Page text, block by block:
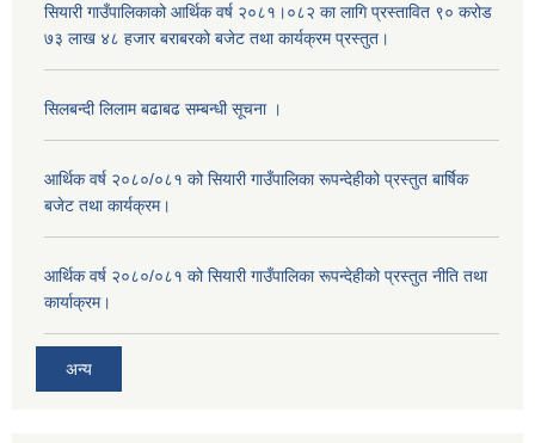
सियारी गाउँपालिकाको आर्थिक वर्ष २०८१।०८२ का लागि प्रस्तावित ९० करोड
७३ लाख ४८ हजार बराबरको बजेट तथा कार्यक्रम प्रस्तुत।
सिलबन्दी लिलाम बढाबढ सम्बन्धी सूचना ।
आर्थिक वर्ष २०८०/०८१ को सियारी गाउँपालिका रूपन्देहीको प्रस्तुत बार्षिक
बजेट तथा कार्यक्रम।
आर्थिक वर्ष २०८०/०८१ को सियारी गाउँपालिका रूपन्देहीको प्रस्तुत नीति तथा
कार्याक्रम।
अन्य